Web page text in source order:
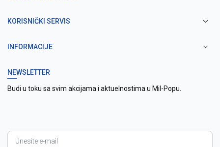
KORISNIČKI SERVIS
INFORMACIJE
NEWSLETTER
Budi u toku sa svim akcijama i aktuelnostima u Mil-Popu.